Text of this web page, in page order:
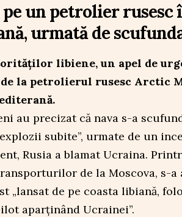
un petrolier rusesc
urmată de
libiene, un apel de
la petrolierul rusesc Arctic
au precizat că nava s-a
subite”, urmate de un
Rusia a blamat Ucraina.
de la Moscova, s-a
„lansat de pe coasta libiană,
aparținând Ucrainei”.